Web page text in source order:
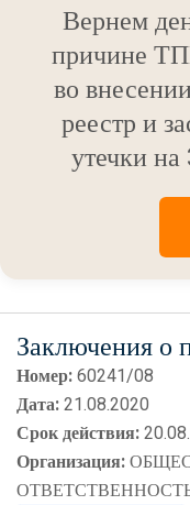
Вернем
причине
во
реестр и
утечки
Заключения о
Номер:60241/08
Дата:21.08.2020
Срок действия:
Организация: